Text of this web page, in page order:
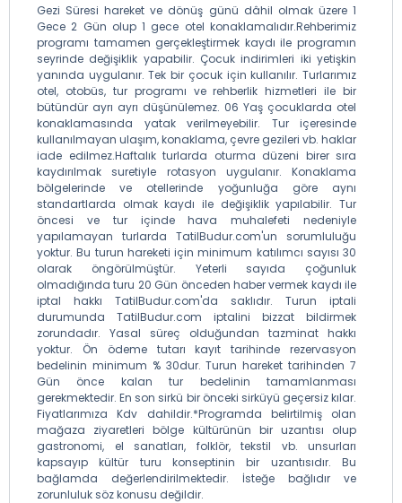
Gezi Süresi hareket ve dönüş günü dâhil olmak üzere 1
Gece 2 Gün olup 1 gece otel konaklamalıdır.Rehberimiz
programı tamamen gerçekleştirmek kaydı ile programın
seyrinde değişiklik yapabilir. Çocuk indirimleri iki yetişkin
yanında uygulanır. Tek bir çocuk için kullanılır. Turlarımız
otel, otobüs, tur programı ve rehberlik hizmetleri ile bir
bütündür ayrı ayrı düşünülemez. 06 Yaş çocuklarda otel
konaklamasında yatak verilmeyebilir. Tur içeresinde
kullanılmayan ulaşım, konaklama, çevre gezileri vb. haklar
iade edilmez.Haftalık turlarda oturma düzeni birer sıra
kaydırılmak suretiyle rotasyon uygulanır. Konaklama
bölgelerinde ve otellerinde yoğunluğa göre aynı
standartlarda olmak kaydı ile değişiklik yapılabilir. Tur
öncesi ve tur içinde hava muhalefeti nedeniyle
yapılamayan turlarda TatilBudur.com'un sorumluluğu
yoktur. Bu turun hareketi için minimum katılımcı sayısı 30
olarak öngörülmüştür. Yeterli sayıda çoğunluk
olmadığında turu 20 Gün önceden haber vermek kaydı ile
iptal hakkı TatilBudur.com'da saklıdır. Turun iptali
durumunda TatilBudur.com iptalini bizzat bildirmek
zorundadır. Yasal süreç olduğundan tazminat hakkı
yoktur. Ön ödeme tutarı kayıt tarihinde rezervasyon
bedelinin minimum % 30dur. Turun hareket tarihinden 7
Gün önce kalan tur bedelinin tamamlanması
gerekmektedir. En son sirkü bir önceki sirküyü geçersiz kılar.
Fiyatlarımıza Kdv dahildir.*Programda belirtilmiş olan
mağaza ziyaretleri bölge kültürünün bir uzantısı olup
gastronomi, el sanatları, folklör, tekstil vb. unsurları
kapsayıp kültür turu konseptinin bir uzantısıdır. Bu
bağlamda değerlendirilmektedir. İsteğe bağlıdır ve
zorunluluk söz konusu değildir.